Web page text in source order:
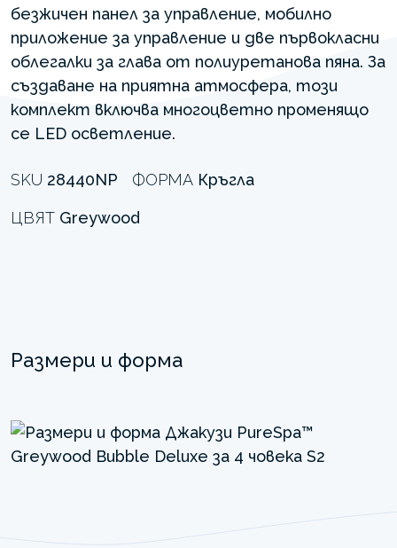
безжичен панел за управление, мобилно
приложение за управление и две първокласни
облегалки за глава от полиуретанова пяна. За
създаване на приятна атмосфера, този
комплект включва многоцветно променящо
се LED осветление.
SKU 28440NP ФОРМА Кръгла
ЦВЯТ Greywood
Размери и форма